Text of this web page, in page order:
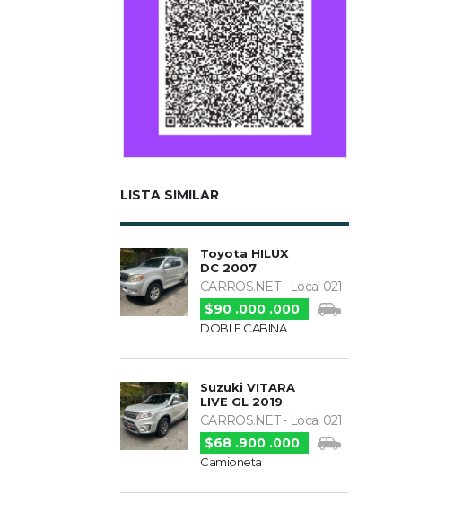
LISTA SIMILAR
Toyota HILUX
DC 2007
CARROS.NET - Local 021
$90 .000 .000
DOBLE CABINA
Suzuki VITARA
LIVE GL 2019
CARROS.NET - Local 021
$68 .900 .000
Camioneta